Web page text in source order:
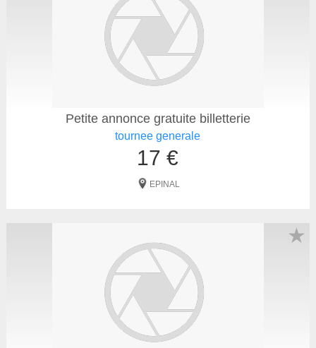
Petite annonce gratuite billetterie
tournee generale
17 €
EPINAL
★